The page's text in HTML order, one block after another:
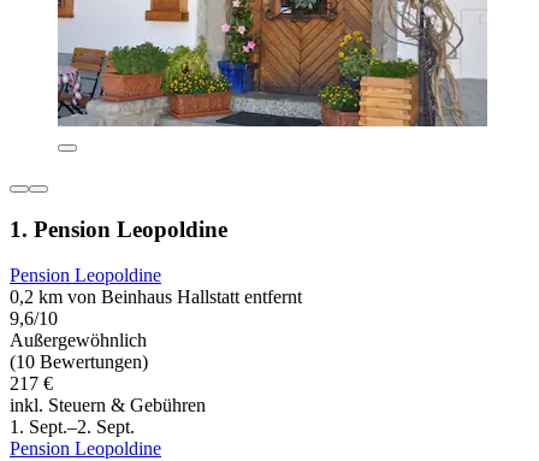
1. Pension Leopoldine
Pension Leopoldine
0,2 km von Beinhaus Hallstatt entfernt
9,6/10
Außergewöhnlich
(10 Bewertungen)
217 €
inkl. Steuern & Gebühren
1. Sept.–2. Sept.
Pension Leopoldine